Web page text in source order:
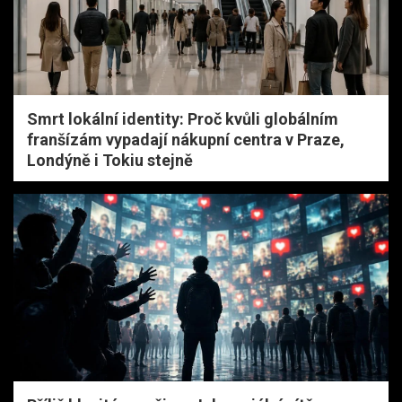
Smrt lokální identity: Proč kvůli globálním
franšízám vypadají nákupní centra v Praze,
Londýně i Tokiu stejně